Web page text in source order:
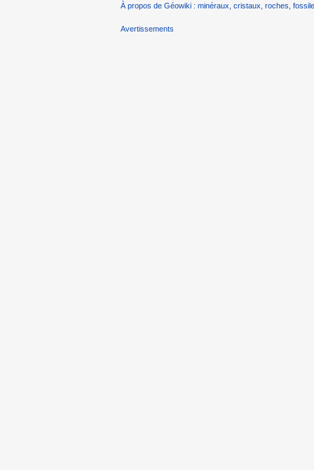
À propos de Géowiki : minéraux, cristaux, roches,
Avertissements